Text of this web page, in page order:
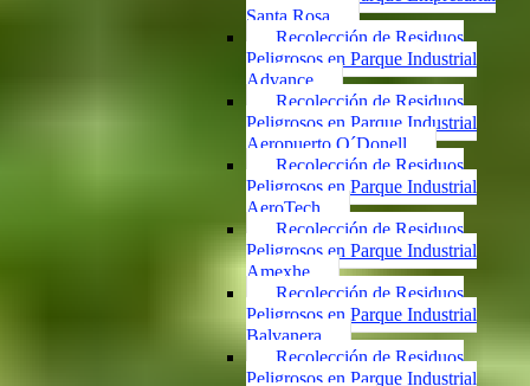
Santa Rosa
Recolección de Residuos
Peligrosos en Parque Industrial
Advance
Recolección de Residuos
Peligrosos en Parque Industrial
Aeropuerto O´Donell
Recolección de Residuos
Peligrosos en Parque Industrial
AeroTech
Recolección de Residuos
Peligrosos en Parque Industrial
Amexhe
Recolección de Residuos
Peligrosos en Parque Industrial
Balvanera
Recolección de Residuos
Peligrosos en Parque Industrial